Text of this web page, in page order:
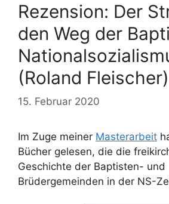
Rezension: Der
den Weg der
(Roland Fleischer)
15. Februar 2020
Im Zuge meiner Masterarbeit
Bücher gelesen, die die
Geschichte der Baptisten- und
Brüdergemeinden in der NS-